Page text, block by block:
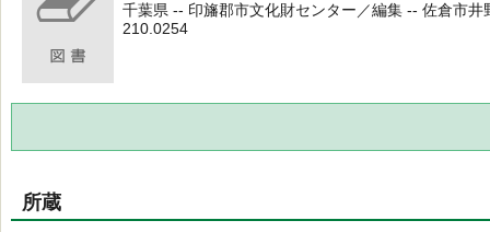
千葉県 -- 印旛郡市文化財センター／編集 -- 佐倉市
210.0254
所蔵